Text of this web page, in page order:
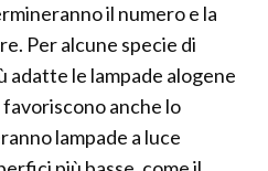
il numero e la
Per alcune specie di
adatte le lampade alogene
anche lo
lampade a luce